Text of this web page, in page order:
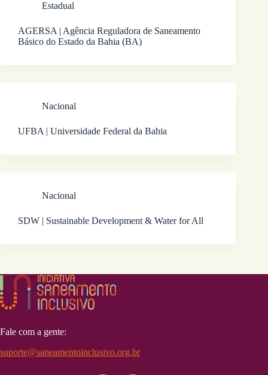
Estadual
AGERSA | Agência Reguladora de Saneamento
Básico do Estado da Bahia (BA)
Nacional
UFBA | Universidade Federal da Bahia
Nacional
SDW | Sustainable Development & Water for All
Fale com a gente:
suporte@saneamentoinclusivo.org.br